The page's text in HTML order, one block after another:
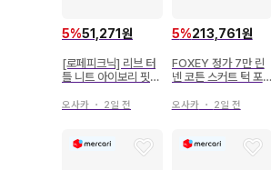
5%51,271원
[로페피크닉] 리브 터
틀 니트 아이보리 핏
오사카 ・ 2일 전
5%213,761원
FOXEY 정가 7만 린
넨 코튼 스커트 턱 포
오사카・ 2일 전